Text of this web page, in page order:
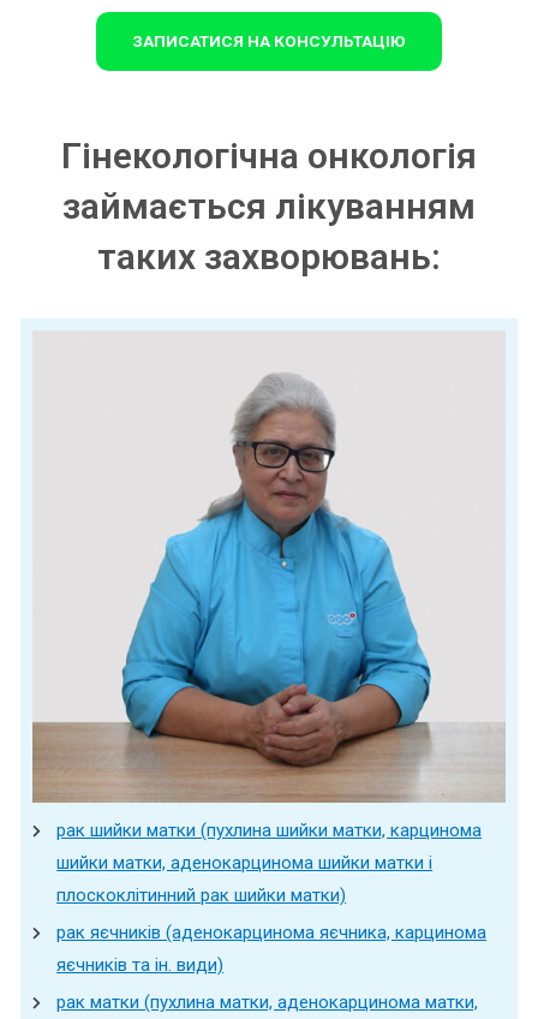
ЗАПИСАТИСЯ НА КОНСУЛЬТАЦІЮ
Гінекологічна онкологія
займається лікуванням
таких захворювань:
рак шийки матки (пухлина шийки матки, карцинома
шийки матки, аденокарцинома шийки матки і
плоскоклітинний рак шийки матки)
рак яєчників (аденокарцинома яєчника, карцинома
яєчників та ін. види)
рак матки (пухлина матки, аденокарцинома матки,